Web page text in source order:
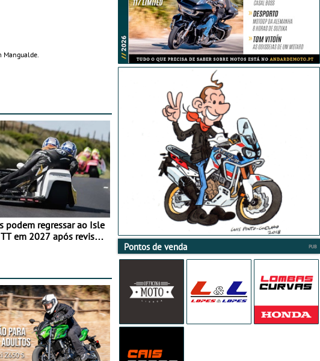
Mangualde.
podem regressar ao Isle
em 2027 após revisão
Pontos de venda